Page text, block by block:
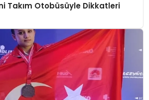
Takım Otobüsüyle Dikkatleri